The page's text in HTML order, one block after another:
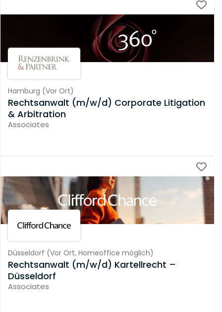
Hamburg (Vor Ort)
Rechtsanwalt (m/w/d) Corporate Litigation
& Arbitration
Associates
Düsseldorf (Vor Ort, Homeoffice möglich)
Rechtsanwalt (m/w/d) Kartellrecht –
Düsseldorf
Associates